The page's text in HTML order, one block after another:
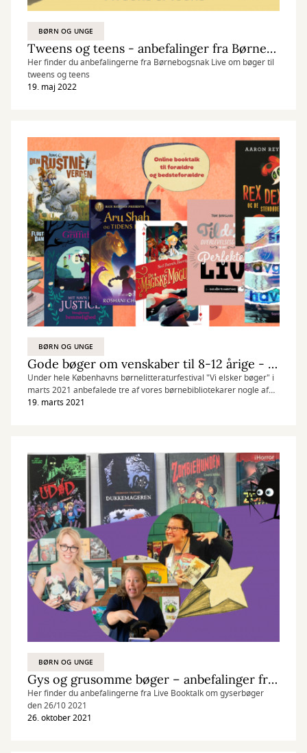
BØRN OG UNGE
Tweens og teens - anbefalinger fra Børnebogsnak LIVE den 19/5 2022
Her finder du anbefalingerne fra Børnebogsnak Live om bøger til
tweens og teens
19. maj 2022
BØRN OG UNGE
Gode bøger om venskaber til 8-12 årige - anbefalinger fra Børnebogsnak LIVE den 19/3 2021
Under hele Københavns børnelitteraturfestival "Vi elsker bøger" i
marts 2021 anbefalede tre af vores børnebibliotekarer nogle af
de allerbedste bøger med venskaber de har læst til 8-12 årige til
19. marts 2021
BØRN OG UNGE
Gys og grusomme bøger – anbefalinger fra Børnebogsnak LIVE den 26/10 2021
Her finder du anbefalingerne fra Live Booktalk om gyserbøger
den 26/10 2021
26. oktober 2021